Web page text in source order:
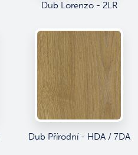
Dub Lorenzo - 2LR
Dub Přírodní - HDA / 7DA